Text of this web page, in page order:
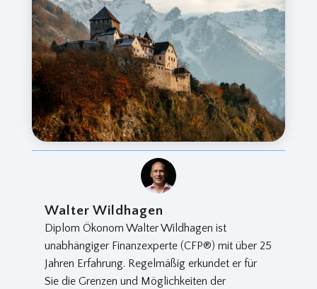
Walter Wildhagen
Diplom Ökonom Walter Wildhagen ist
unabhängiger Finanzexperte (CFP®) mit über 25
Jahren Erfahrung. Regelmäßig erkundet er für
Sie die Grenzen und Möglichkeiten der